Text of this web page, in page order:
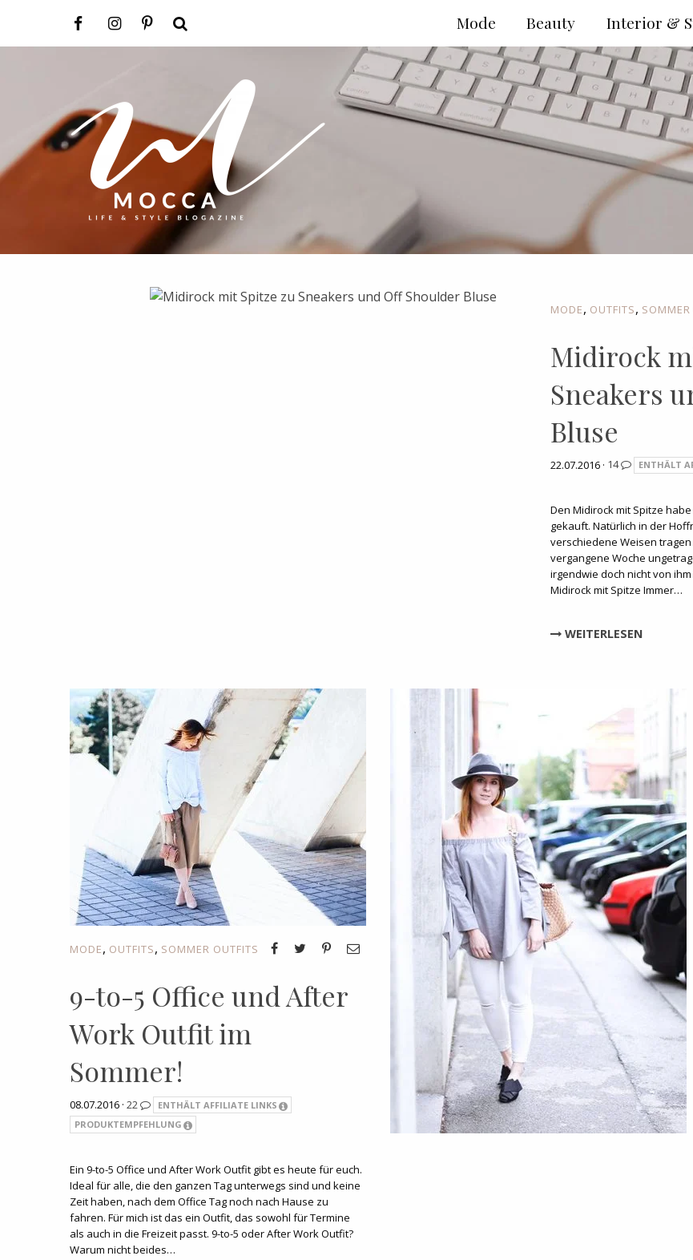
MODE, OUTFITS,
Midirock
Sneakers
Bluse
22.07.2016 · 14 ENTHÄLT
Den Midirock mit Spitze
gekauft. Natürlich in der
verschiedene Weisen
vergangene Woche
irgendwie doch nicht von
Midirock mit Spitze Immer…
WEITERLESEN
MODE, OUTFITS, SOMMER OUTFITS
9-to-5 Office und After
Work Outfit im
Sommer!
08.07.2016 · 22
ENTHÄLT AFFILIATE LINKS
PRODUKTEMPFEHLUNG
Ein 9-to-5 Office und After Work Outfit gibt es heute für euch.
Ideal für alle, die den ganzen Tag unterwegs sind und keine
Zeit haben, nach dem Office Tag noch nach Hause zu
fahren. Für mich ist das ein Outfit, das sowohl für Termine
als auch in die Freizeit passt. 9-to-5 oder After Work Outfit?
Warum nicht beides…
Interior &
Beauty
Mode